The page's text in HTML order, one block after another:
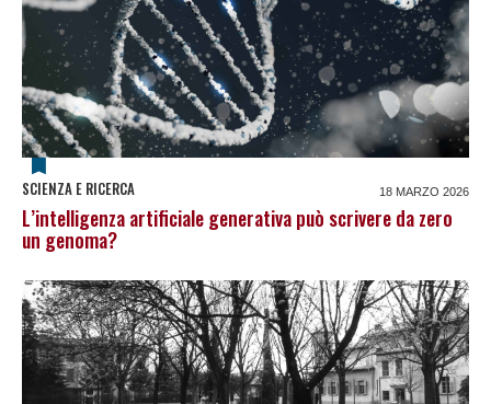
SCIENZA E RICERCA 18 MARZO 2026
L’intelligenza artificiale generativa può scrivere da zero
un genoma?